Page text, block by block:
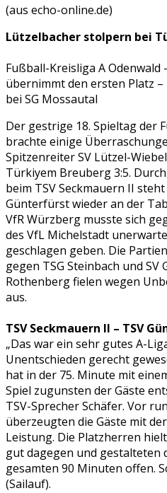
(aus echo-online.de)
Lützelbacher stolpern bei
Fußball-Kreisliga A Odenwald
übernimmt den ersten Platz –
bei SG Mossautal
Der gestrige 18. Spieltag der
brachte einige
Spitzenreiter SV Lützel-
Türkiyem Breuberg 3:5.
beim TSV Seckmauern II
Günterfürst wieder an der
VfR Würzberg musste sich
des VfL Michelstadt
geschlagen geben. Die
gegen TSG Steinbach und SV
Rothenberg fielen wegen
aus.
TSV Seckmauern II – TSV
„Das war ein sehr gutes A-
Unentschieden gerecht
hat in der 75. Minute mit
Spiel zugunsten der Gäste
TSV-Sprecher Schäfer. Vor
überzeugten die Gäste mit
Leistung. Die Platzherren
gut dagegen und gestalteten
gesamten 90 Minuten offen.
(Sailauf).